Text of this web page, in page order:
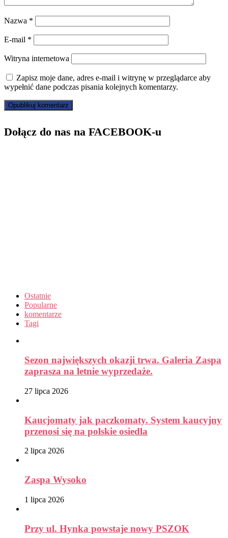
Nazwa *
E-mail *
Witryna internetowa
Zapisz moje dane, adres e-mail i witrynę w przeglądarce aby
wypełnić dane podczas pisania kolejnych komentarzy.
Dołącz do nas na FACEBOOK-u
Ostatnie
Popularne
komentarze
Tagi
Sezon największych okazji trwa. Galeria Zaspa
zaprasza na letnie wyprzedaże.
27 lipca 2026
Kaucjomaty jak paczkomaty. System kaucyjny
przenosi się na polskie osiedla
2 lipca 2026
Zaspa Wysoko
1 lipca 2026
Przy ul. Hynka powstaje nowy PSZOK